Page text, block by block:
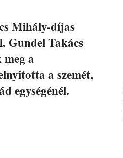
Mihály-díjas
Gundel Takács
a
a szemét,
egységénél.